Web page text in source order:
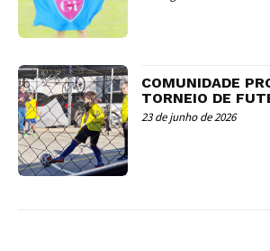
COMUNIDADE
TORNEIO DE
23 de junho de 2026